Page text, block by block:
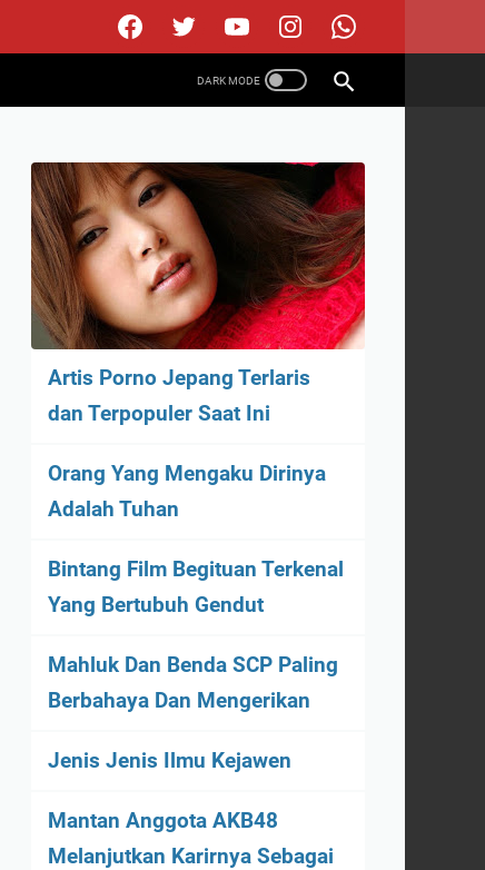
Artis Porno Jepang Terlaris
dan Terpopuler Saat Ini
Orang Yang Mengaku Dirinya
Adalah Tuhan
Bintang Film Begituan Terkenal
Yang Bertubuh Gendut
Mahluk Dan Benda SCP Paling
Berbahaya Dan Mengerikan
Jenis Jenis Ilmu Kejawen
Mantan Anggota AKB48
Melanjutkan Karirnya Sebagai